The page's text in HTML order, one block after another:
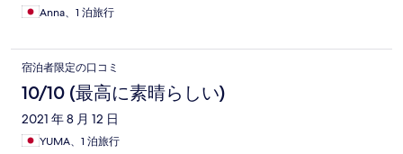
Anna、1 泊旅行
宿泊者限定の口コミ
10/10 (最高に素晴らしい)
2021 年 8 月 12 日
YUMA、1 泊旅行